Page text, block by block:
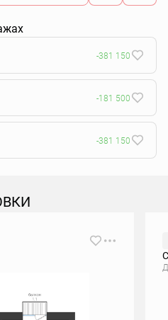
-381 150
-181 500
-381 150